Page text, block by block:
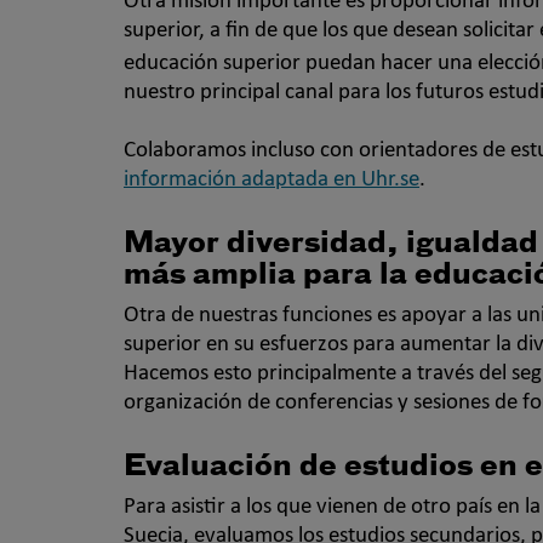
superior, a fin de que los que desean
educación superior puedan hacer una
nuestro principal canal para los futuros
Colaboramos incluso con orientadores de
información adaptada en Uhr.se.
Mayor diversidad,
más amplia para la
Otra de nuestras funciones es apoyar a las
superior en su esfuerzos para aumentar la
Hacemos esto principalmente a través del
organización de conferencias y sesiones de
Evaluación de estudios en
Para asistir a los que vienen de otro país en
Suecia, evaluamos los estudios secundarios,